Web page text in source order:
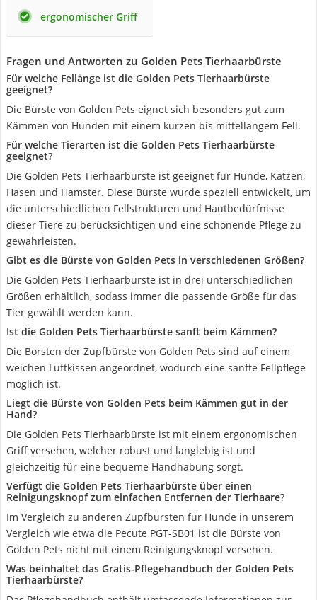
ergonomischer Griff
Fragen und Antworten zu Golden Pets Tierhaarbürste
Für welche Fellänge ist die Golden Pets Tierhaarbürste
geeignet?
Die Bürste von Golden Pets eignet sich besonders gut zum
Kämmen von Hunden mit einem kurzen bis mittellangem Fell.
Für welche Tierarten ist die Golden Pets Tierhaarbürste
geeignet?
Die Golden Pets Tierhaarbürste ist geeignet für Hunde, Katzen,
Hasen und Hamster. Diese Bürste wurde speziell entwickelt, um
die unterschiedlichen Fellstrukturen und Hautbedürfnisse
dieser Tiere zu berücksichtigen und eine schonende Pflege zu
gewährleisten.
Gibt es die Bürste von Golden Pets in verschiedenen Größen?
Die Golden Pets Tierhaarbürste ist in drei unterschiedlichen
Größen erhältlich, sodass immer die passende Größe für das
Tier gewählt werden kann.
Ist die Golden Pets Tierhaarbürste sanft beim Kämmen?
Die Borsten der Zupfbürste von Golden Pets sind auf einem
weichen Luftkissen angeordnet, wodurch eine sanfte Fellpflege
möglich ist.
Liegt die Bürste von Golden Pets beim Kämmen gut in der
Hand?
Die Golden Pets Tierhaarbürste ist mit einem ergonomischen
Griff versehen, welcher robust und langlebig ist und
gleichzeitig für eine bequeme Handhabung sorgt.
Verfügt die Golden Pets Tierhaarbürste über einen
Reinigungsknopf zum einfachen Entfernen der Tierhaare?
Im Vergleich zu anderen Zupfbürsten für Hunde in unserem
Vergleich wie etwa die Pecute PGT-SB01 ist die Bürste von
Golden Pets nicht mit einem Reinigungsknopf versehen.
Was beinhaltet das Gratis-Pflegehandbuch der Golden Pets
Tierhaarbürste?